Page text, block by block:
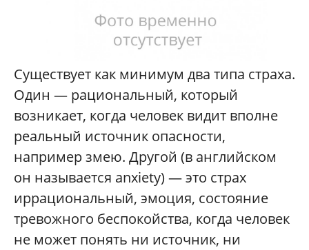
Существует как минимум два типа страха.
Один — рациональный, который
возникает, когда человек видит вполне
реальный источник опасности,
например змею. Другой (в английском
он называется anxiety) — это страх
иррациональный, эмоция, состояние
тревожного беспокойства, когда человек
не может понять ни источник, ни